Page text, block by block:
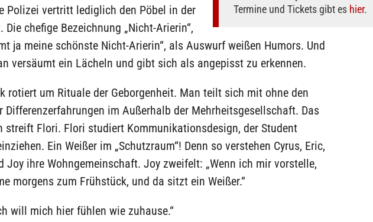
Termine und Tickets gibt es hier.
Polizei vertritt lediglich den Pöbel in der
Die chefige Bezeichnung „Nicht-Arierin“,
ja meine schönste Nicht-Arierin“, als Auswurf weißen Humors. Und
versäumt ein Lächeln und gibt sich als angepisst zu erkennen.
rotiert um Rituale der Geborgenheit. Man teilt sich mit ohne den
Differenzerfahrungen im Außerhalb der Mehrheitsgesellschaft. Das
streift Flori. Flori studiert Kommunikationsdesign, der Student
Ein Weißer im „Schutzraum“! Denn so verstehen Cyrus, Eric,
Joy ihre Wohngemeinschaft. Joy zweifelt: „Wenn ich mir vorstelle,
morgens zum Frühstück, und da sitzt ein Weißer.“
will mich hier fühlen wie zuhause.“